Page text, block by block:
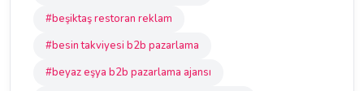
#beşiktaş restoran reklam
#besin takviyesi b2b pazarlama
#beyaz eşya b2b pazarlama ajansı